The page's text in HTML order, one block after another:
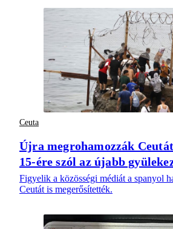
Ceuta
Újra megrohamozzák
15-ére szól az újabb
Figyelik a közösségi médiát a spanyol
Ceutát is megerősítették.